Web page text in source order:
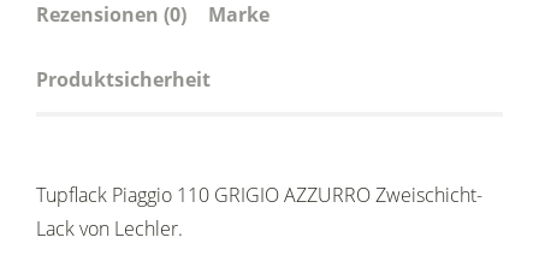
Rezensionen (0) Marke
Produktsicherheit
Tupflack Piaggio 110 GRIGIO AZZURRO Zweischicht-
Lack von Lechler.